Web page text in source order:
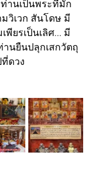
านเป็นพระที่มัก
วิเวก สันโดษ มี
พียรเป็นเลิศ... มี
นยืนปลุกเสกวัตถุ
ดวง